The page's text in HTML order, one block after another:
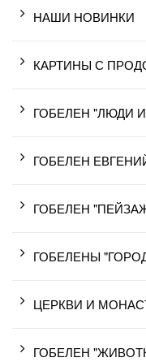
НАШИ НОВИНКИ
КАРТИНЫ С
ГОБЕЛЕН "ЛЮДИ
ГОБЕЛЕН
ГОБЕЛЕН
ГОБЕЛЕНЫ
ЦЕРКВИ И
ГОБЕЛЕН